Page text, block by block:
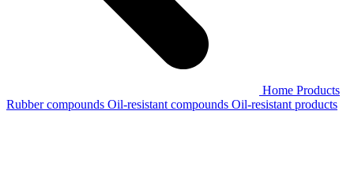
Home Products
Rubber compounds Oil-resistant compounds Oil-resistant products